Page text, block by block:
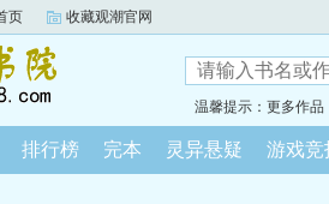
页 收藏观潮官网
温馨提示：更多作品
排行榜 完本 灵异悬疑 游戏竞